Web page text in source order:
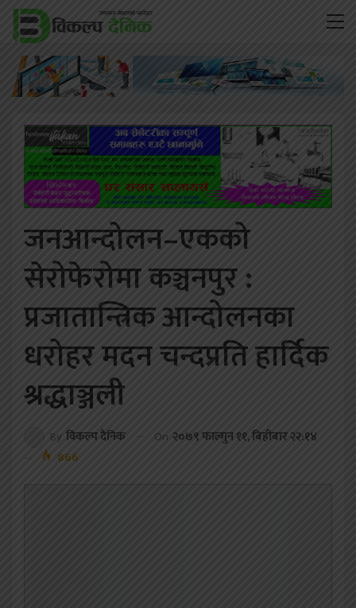
जनआन्दोलन–एकको
सेरोफेरोमा कञ्चनपुर :
प्रजातान्त्रिक आन्दोलनका
धरोहर मदन चन्दप्रति हार्दिक
श्रद्धाञ्जली
By विकल्प दैनिक On २०७९ फाल्गुन ११, बिहीबार २२:१४
866